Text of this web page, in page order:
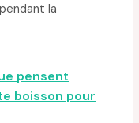
la
pensent
boisson pour